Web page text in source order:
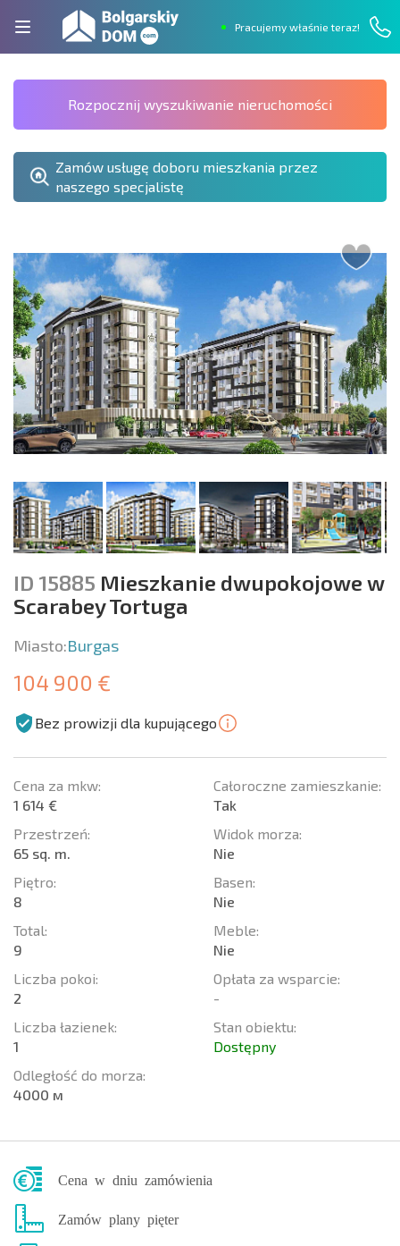
Pracujemy właśnie teraz!
Rozpocznij wyszukiwanie nieruchomości
Zamów usługę doboru mieszkania przez
naszego specjalistę
ID 15885 Mieszkanie dwupokojowe w
Scarabey Tortuga
Miasto:Burgas
104 900 €
Bez prowizji dla kupującego
Cena za mkw:
1 614 €
Przestrzeń:
65 sq. m.
Piętro:
8
Total:
9
Liczba pokoi:
2
Liczba łazienek:
1
Odległość do morza:
4000 м
Całoroczne zamieszkanie:
Tak
Widok morza:
Nie
Basen:
Nie
Meble:
Nie
Opłata za wsparcie:
-
Stan obiektu:
Dostępny
Cena w dniu zamówienia
Zamów plany pięter